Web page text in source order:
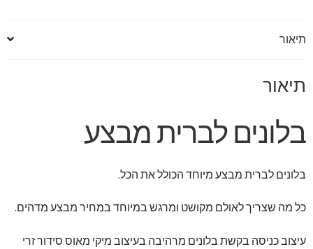
תיאור
תיאור
בלונים לברית מבצע
בלונים לברית מבצע מיוחד הכולל את הכל.
כל מה שצריך לאולם מקושט ומרגש במיוחד במחיר מבצע מדהים.
עיצוב כניסה בקשת בלונים מרהיבה בעיצוב מיקי מאוס סידור זרי